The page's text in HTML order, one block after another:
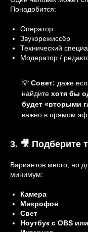
Понадобится:
Оператор
Звукорежиссёр
Технический
Модератор /
💡 Совет: даже
найдите хотя бы
будет «вторыми
важно в прямом
3. 🎥 Подберите
Вариантов много, но
минимум:
Камера
Микрофон
Свет
Ноутбук с OBS